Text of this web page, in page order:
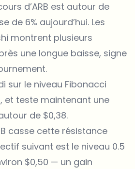
d’ARB est autour de
de 6% aujourd’hui. Les
montrent plusieurs
une longue baisse, signe
sur le niveau Fibonacci
et teste maintenant une
de $0,38.
casse cette résistance
suivant est le niveau 0.5
$0,50 — un gain